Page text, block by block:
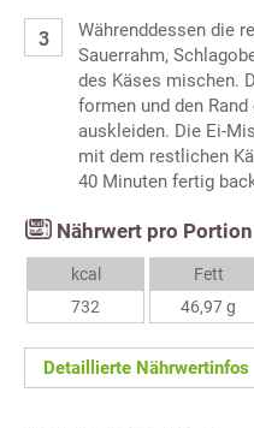
Währenddessen die
Sauerrahm,
des Käses mischen.
formen und den
auskleiden. Die Ei-
mit dem restlichen
40 Minuten fertig
Nährwert pro Portion
kcal
732
Fett
46,97 g
Detaillierte Nährwertinfos